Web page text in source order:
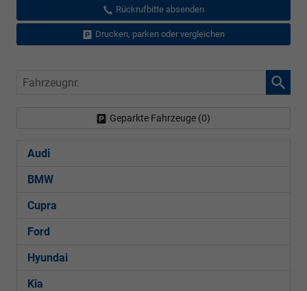
Rückrufbitte absenden
Drucken, parken oder vergleichen
Fahrzeugnr.
Geparkte Fahrzeuge (0)
Audi
BMW
Cupra
Ford
Hyundai
Kia